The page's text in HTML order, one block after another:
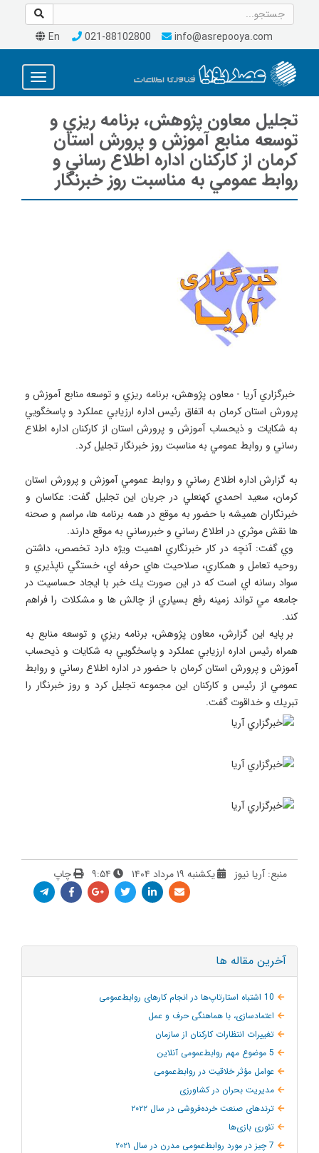
En 021-88102800 info@asrepooya.com
Toggle
تجليل معاون پژوهش، برنامه ريزي و
توسعه منابع آموزش و پرورش استان
كرمان از كاركنان اداره اطلاع رساني و
روابط عمومي به مناسبت روز خبرنگار
خبرگزاري آريا - معاون پژوهش، برنامه ريزي و توسعه منابع آموزش و
پرورش استان كرمان به اتفاق رئيس اداره ارزيابي عملكرد و پاسخگويي
به شكايات و ذيحساب آموزش و پرورش استان از كاركنان اداره اطلاع
به گزارش اداره اطلاع رساني و روابط عمومي آموزش و پرورش استان
كرمان، سعيد احمدي كهنعلي در جريان اين تجليل گفت: عكاسان و
خبرنگاران هميشه با حضور به موقع در همه برنامه ها، مراسم و صحنه
وي گفت: آنچه در كار خبرنگاري اهميت ويژه دارد تخصص، داشتن
روحيه تعامل و همكاري، صلاحيت هاي حرفه اي، خستگي ناپذيري و
سواد رسانه اي است كه در اين صورت يك خبر با ايجاد حساسيت در
جامعه مي تواند زمينه رفع بسياري از چالش ها و مشكلات را فراهم
بر پايه اين گزارش، معاون پژوهش، برنامه ريزي و توسعه منابع به
همراه رئيس اداره ارزيابي عملكرد و پاسخگويي به شكايات و ذيحساب
آموزش و پرورش استان كرمان با حضور در اداره اطلاع رساني و روابط
عمومي از رئيس و كاركنان اين مجموعه تجليل كرد و روز خبرنگار را
تبريك و خداقوت گفت.
منبع: آریا نیوز یکشنبه ۱۹ مرداد ۱۴۰۴ ۹:۵۴ چاپ
آخرین مقاله ها
10 اشتباه استارتاپ‌ها در انجام کارهای روابط‌عمومی
اعتمادسازی، با هماهنگی حرف و عمل
تغییرات انتظارات کارکنان از سازمان
5 موضوع مهم روابط‌عمومی آنلاین
عوامل مؤثر خلاقیت در روابط‌عمومی
مدیریت بحران در کشاورزی
ترند‌های صنعت خرده‌فروشی در سال ۲۰۲۲
تئوری بازی‌ها
7 چیز در مورد روابط‌عمومی مدرن در سال ۲۰۲۱